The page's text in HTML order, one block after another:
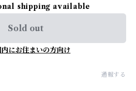
shipping available
Sold out
内にお住まいの方向け
通報する